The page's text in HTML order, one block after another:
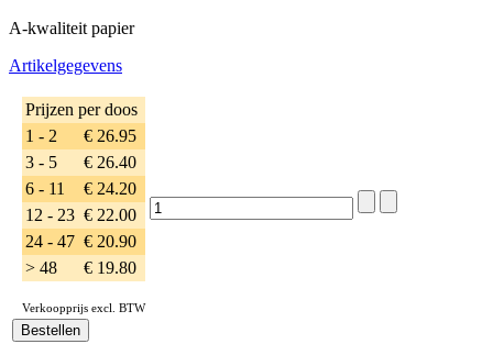
A-kwaliteit papier
Artikelgegevens
Prijzen per doos
1 - 2
€ 26.95
3 - 5
€ 26.40
6 - 11
€ 24.20
12 - 23 € 22.00
24 - 47 € 20.90
> 48
€ 19.80
Verkoopprijs excl. BTW